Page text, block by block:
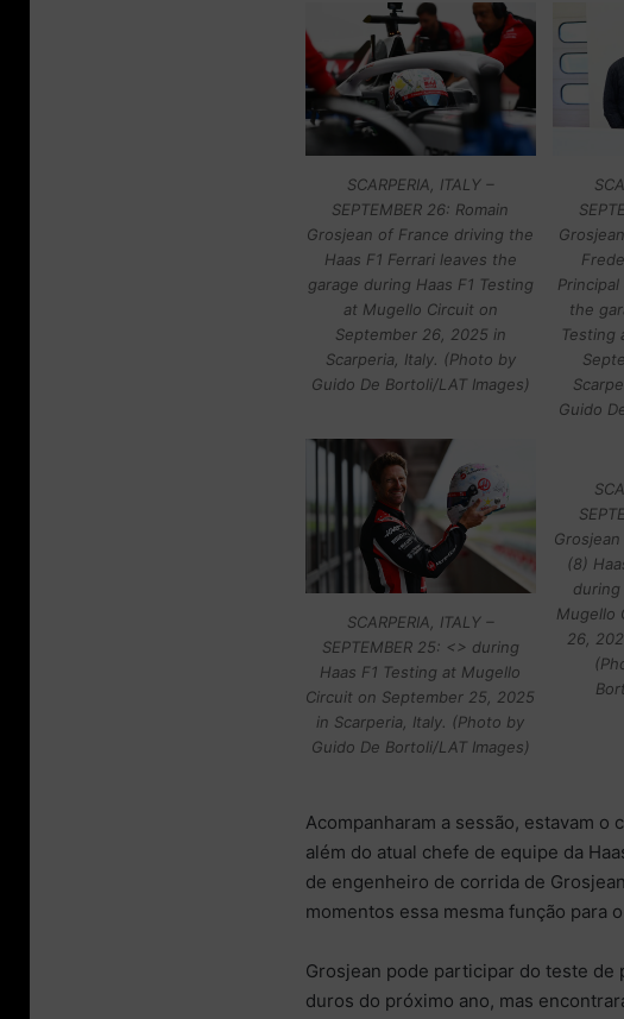
SCARPERIA, ITALY –
SEPTEMBER 26: Romain
Grosjean of France driving the
Haas F1 Ferrari leaves the
garage during Haas F1 Testing
at Mugello Circuit on
September 26, 2025 in
Scarperia, Italy. (Photo by
Guido De Bortoli/LAT Images)
the
Testing
Guido
SCARPERIA, ITALY –
SEPTEMBER 25: <> during
Haas F1 Testing at Mugello
Circuit on September 25, 2025
in Scarperia, Italy. (Photo by
Guido De Bortoli/LAT Images)
(8)
during
Mugello
26,
Acompanharam a sessão, estavam o
além do atual chefe de equipe da
de engenheiro de corrida de
momentos essa mesma função para
Grosjean pode participar do teste
duros do próximo ano, mas